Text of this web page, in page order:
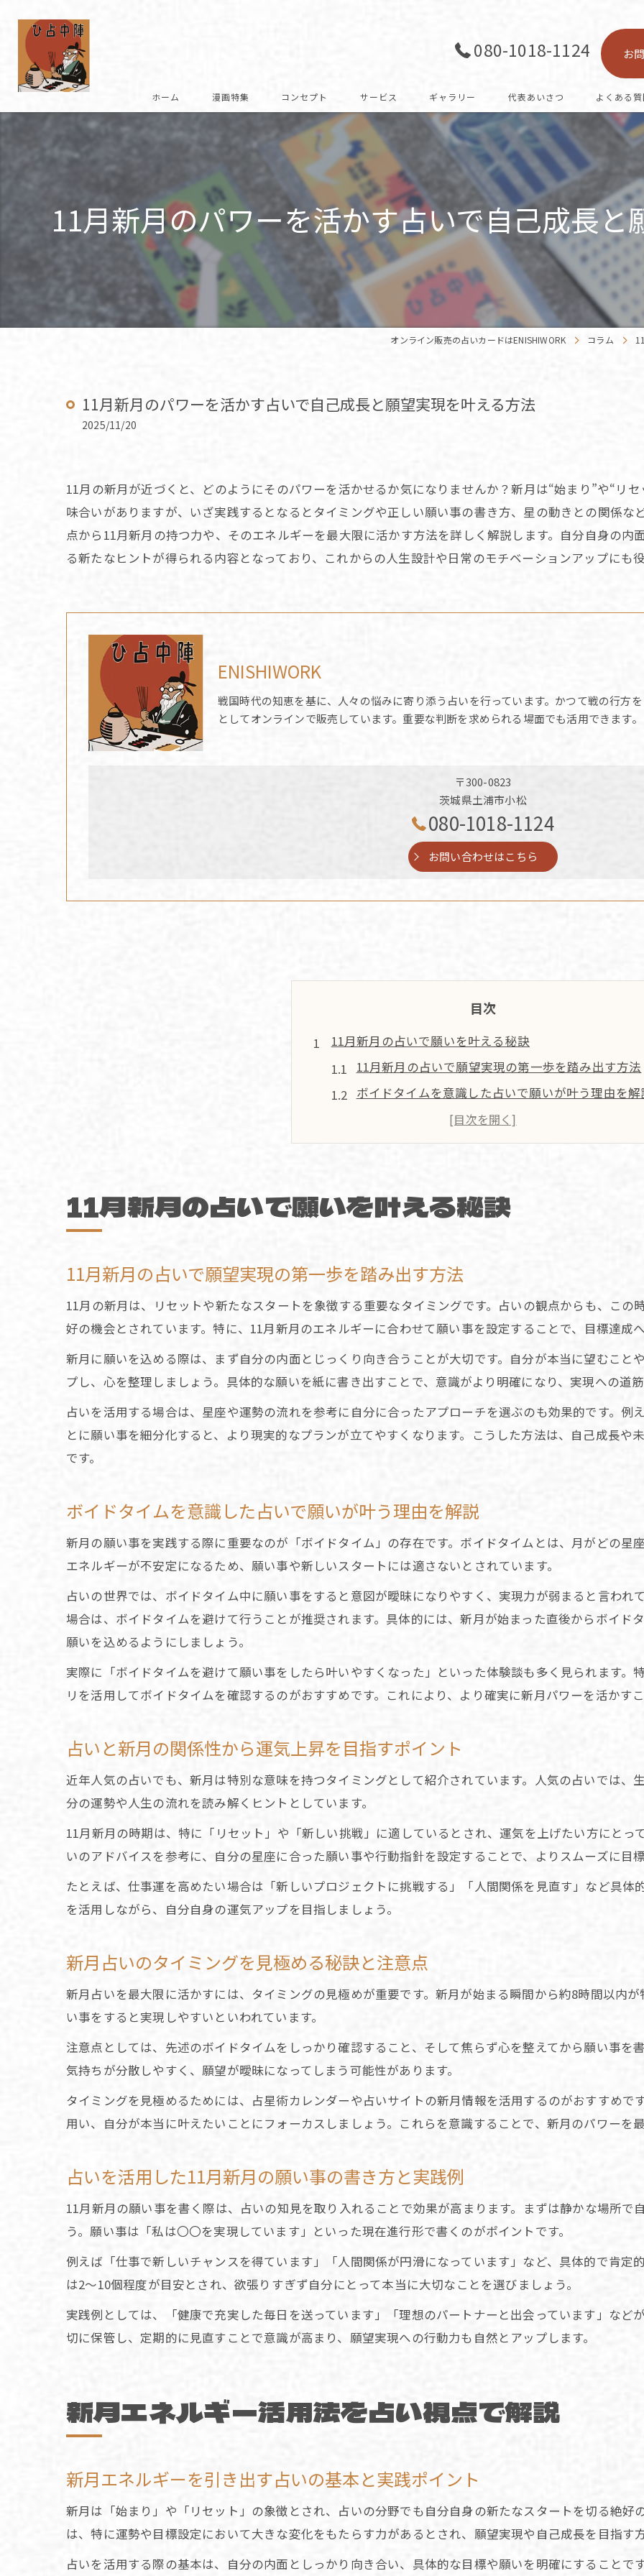
080-1018-1124 お
ホーム 漫画特集
復刻への想い
コンセプト サービス ギャラリー 代表あいさつ よくある
11月新月のパワーを活かす占いで自己成長と
オンライン販売の占いカードはENISHIWORK コラム
11月新月のパワーを活かす占いで自己成長と願望実現を叶える方法
2025/11/20
11月の新月が近づくと、どのようにそのパワーを活かせるか気になりませんか？新月は“始まり”や“リ
味合いがありますが、いざ実践するとなるとタイミングや正しい願い事の書き方、星の動きとの関係な
点から11月新月の持つ力や、そのエネルギーを最大限に活かす方法を詳しく解説します。自分自身の内
る新たなヒントが得られる内容となっており、これからの人生設計や日常のモチベーションアップにも
ENISHIWORK
戦国時代の知恵を基に、人々の悩みに寄り添う占いを行っています。かつて戦の行方
としてオンラインで販売しています。重要な判断を求められる場面でも活用できます。
〒300-0823
茨城県土浦市小松
080-1018-1124
お問い合わせはこちら
目次
11月新月の占いで願いを叶える秘訣
11月新月の占いで願望実現の第一歩を踏み出す方法
ボイドタイムを意識した占いで願いが叶う理由を解
占いと新月の関係性から運気上昇を目指すポイント
新月占いのタイミングを見極める秘訣と注意点
新月エネルギー活用法を占い視点で解説
新月エネルギーを引き出す占いの基本と実践ポイン
2026年エネルギー活用法を占いで探る
生きづらいと感じた時の占い的アドバイス
11月新月ならではの占い儀式とパワーチャージ方法
始まりの11月新月に自分と向き合う占い術
11月新月の占いで自己内省するためのステップ解説
占いで見直す人間関係と感情の浄化アプローチ
新月占いで新たな目標設定とスタートのコツを学ぶ
占いを通じて新月パワーを日常に活かす
11月新月占いで日常生活にパワーを取り入れるコツ
占いで生活リズムを整える方法
SNSやレビューを参考にした占い体験談の選び方
占いで読み解く11月新月の運気アップ実践法
決断の年に強い占いの使い方
新月占いを活かす日常の小さな工夫とヒント
診断で自分に合う占いアプローチを知る
11月新月に適した自己成長の占い的ヒント集
占いで生きづらさを和らげる新月活用法
11月新月の占いで願いを叶える秘訣
11月新月の占いで願望実現の第一歩を踏み出す方法
11月の新月は、リセットや新たなスタートを象徴する重要なタイミングです。占いの観点からも、こ
好の機会とされています。特に、11月新月のエネルギーに合わせて願い事を設定することで、目標達成
新月に願いを込める際は、まず自分の内面とじっくり向き合うことが大切です。自分が本当に望むこと
プし、心を整理しましょう。具体的な願いを紙に書き出すことで、意識がより明確になり、実現への道
占いを活用する場合は、星座や運勢の流れを参考に自分に合ったアプローチを選ぶのも効果的です。例
とに願い事を細分化すると、より現実的なプランが立てやすくなります。こうした方法は、自己成長や
です。
ボイドタイムを意識した占いで願いが叶う理由を解説
新月の願い事を実践する際に重要なのが「ボイドタイム」の存在です。ボイドタイムとは、月がどの星
エネルギーが不安定になるため、願い事や新しいスタートには適さないとされています。
占いの世界では、ボイドタイム中に願い事をすると意図が曖昧になりやすく、実現力が弱まると言われ
場合は、ボイドタイムを避けて行うことが推奨されます。具体的には、新月が始まった直後からボイド
願いを込めるようにしましょう。
実際に「ボイドタイムを避けて願い事をしたら叶いやすくなった」といった体験談も多く見られます。
リを活用してボイドタイムを確認するのがおすすめです。これにより、より確実に新月パワーを活かす
占いと新月の関係性から運気上昇を目指すポイント
近年人気の占いでも、新月は特別な意味を持つタイミングとして紹介されています。人気の占いでは、
分の運勢や人生の流れを読み解くヒントとしています。
11月新月の時期は、特に「リセット」や「新しい挑戦」に適しているとされ、運気を上げたい方にとっ
いのアドバイスを参考に、自分の星座に合った願い事や行動指針を設定することで、よりスムーズに目
たとえば、仕事運を高めたい場合は「新しいプロジェクトに挑戦する」「人間関係を見直す」など具体
を活用しながら、自分自身の運気アップを目指しましょう。
新月占いのタイミングを見極める秘訣と注意点
新月占いを最大限に活かすには、タイミングの見極めが重要です。新月が始まる瞬間から約8時間以内
い事をすると実現しやすいといわれています。
注意点としては、先述のボイドタイムをしっかり確認すること、そして焦らず心を整えてから願い事を
気持ちが分散しやすく、願望が曖昧になってしまう可能性があります。
タイミングを見極めるためには、占星術カレンダーや占いサイトの新月情報を活用するのがおすすめで
用い、自分が本当に叶えたいことにフォーカスしましょう。これらを意識することで、新月のパワーを
占いを活用した11月新月の願い事の書き方と実践例
11月新月の願い事を書く際は、占いの知見を取り入れることで効果が高まります。まずは静かな場所
う。願い事は「私は〇〇を実現しています」といった現在進行形で書くのがポイントです。
例えば「仕事で新しいチャンスを得ています」「人間関係が円滑になっています」など、具体的で肯定
は2～10個程度が目安とされ、欲張りすぎず自分にとって本当に大切なことを選びましょう。
実践例としては、「健康で充実した毎日を送っています」「理想のパートナーと出会っています」など
切に保管し、定期的に見直すことで意識が高まり、願望実現への行動力も自然とアップします。
新月エネルギー活用法を占い視点で解説
新月エネルギーを引き出す占いの基本と実践ポイント
新月は「始まり」や「リセット」の象徴とされ、占いの分野でも自分自身の新たなスタートを切る絶好
は、特に運勢や目標設定において大きな変化をもたらす力があるとされ、願望実現や自己成長を目指す
占いを活用する際の基本は、自分の内面としっかり向き合い、具体的な目標や願いを明確にすることで